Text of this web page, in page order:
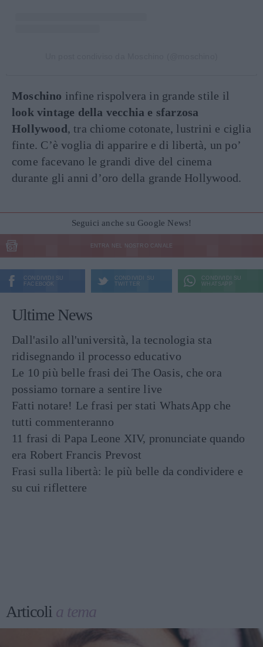
Moschino infine rispolvera in grande stile il
look vintage della vecchia e sfarzosa
Hollywood, tra chiome cotonate, lustrini e ciglia
finte. C’è voglia di apparire e di libertà, un po’
come facevano le grandi dive del cinema
durante gli anni d’oro della grande Hollywood.
Seguici anche su Google News!
ENTRA NEL NOSTRO CANALE
CONDIVIDI SU
FACEBOOK
CONDIVIDI SU
TWITTER
CONDIVIDI SU
WHATSAPP
Ultime News
Dall'asilo all'università, la tecnologia sta
ridisegnando il processo educativo
Le 10 più belle frasi dei The Oasis, che ora
possiamo tornare a sentire live
Fatti notare! Le frasi per stati WhatsApp che
tutti commenteranno
11 frasi di Papa Leone XIV, pronunciate quando
era Robert Francis Prevost
Frasi sulla libertà: le più belle da condividere e
su cui riflettere
Articoli a tema